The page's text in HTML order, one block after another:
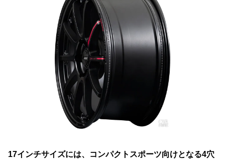
17インチサイズには、コンパクトスポーツ向けとなる4穴